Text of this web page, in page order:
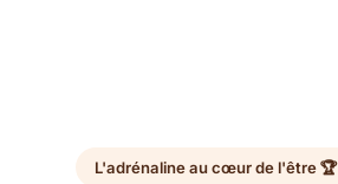
L'adrénaline au cœur de l'être 🏆